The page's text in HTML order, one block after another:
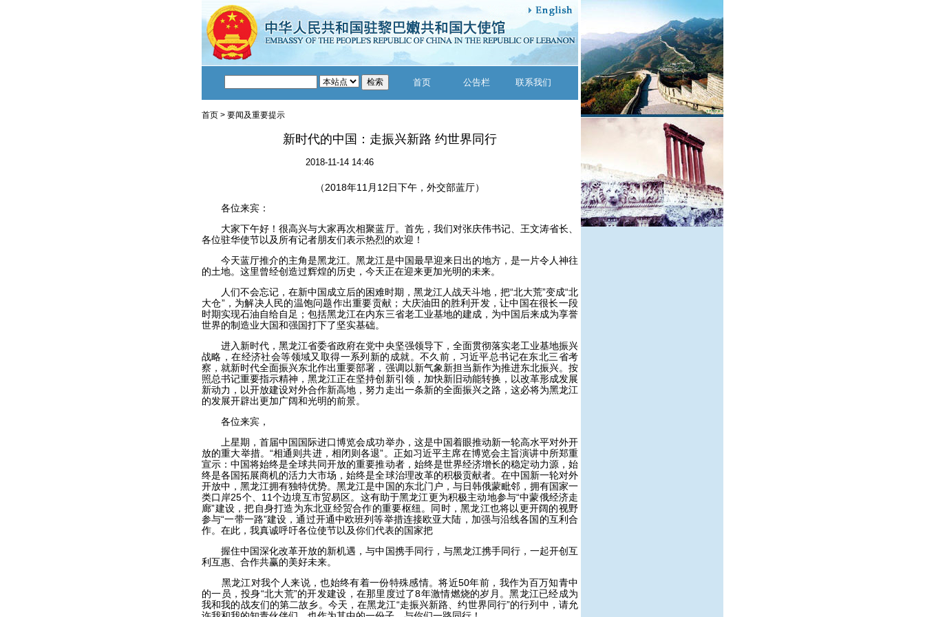
首页 公告栏 联系我们
首页 > 要闻及重要提示
新时代的中国：走振兴新路 约世界同行
2018-11-14 14:46
（2018年11月12日下午，外交部蓝厅）
各位来宾：
大家下午好！很高兴与大家再次相聚蓝厅。首先，我们对张庆伟书记、王文涛省长、
各位驻华使节以及所有记者朋友们表示热烈的欢迎！
今天蓝厅推介的主角是黑龙江。黑龙江是中国最早迎来日出的地方，是一片令人神往
的土地。这里曾经创造过辉煌的历史，今天正在迎来更加光明的未来。
人们不会忘记，在新中国成立后的困难时期，黑龙江人战天斗地，把“北大荒”变成“北
大仓”，为解决人民的温饱问题作出重要贡献；大庆油田的胜利开发，让中国在很长一段
时期实现石油自给自足；包括黑龙江在内东三省老工业基地的建成，为中国后来成为享誉
世界的制造业大国和强国打下了坚实基础。
进入新时代，黑龙江省委省政府在党中央坚强领导下，全面贯彻落实老工业基地振兴
战略，在经济社会等领域又取得一系列新的成就。不久前，习近平总书记在东北三省考
察，就新时代全面振兴东北作出重要部署，强调以新气象新担当新作为推进东北振兴。按
照总书记重要指示精神，黑龙江正在坚持创新引领，加快新旧动能转换，以改革形成发展
新动力，以开放建设对外合作新高地，努力走出一条新的全面振兴之路，这必将为黑龙江
的发展开辟出更加广阔和光明的前景。
各位来宾，
上星期，首届中国国际进口博览会成功举办，这是中国着眼推动新一轮高水平对外开
放的重大举措。“相通则共进，相闭则各退”。正如习近平主席在博览会主旨演讲中所郑重
宣示：中国将始终是全球共同开放的重要推动者，始终是世界经济增长的稳定动力源，始
终是各国拓展商机的活力大市场，始终是全球治理改革的积极贡献者。在中国新一轮对外
开放中，黑龙江拥有独特优势。黑龙江是中国的东北门户，与日韩俄蒙毗邻，拥有国家一
类口岸25个、11个边境互市贸易区。这有助于黑龙江更为积极主动地参与“中蒙俄经济走
廊”建设，把自身打造为东北亚经贸合作的重要枢纽。同时，黑龙江也将以更开阔的视野
参与“一带一路”建设，通过开通中欧班列等举措连接欧亚大陆，加强与沿线各国的互利合
作。在此，我真诚呼吁各位使节以及你们代表的国家把
握住中国深化改革开放的新机遇，与中国携手同行，与黑龙江携手同行，一起开创互
利互惠、合作共赢的美好未来。
黑龙江对我个人来说，也始终有着一份特殊感情。将近50年前，我作为百万知青中
的一员，投身“北大荒”的开发建设，在那里度过了8年激情燃烧的岁月。黑龙江已经成为
我和我的战友们的第二故乡。今天，在黑龙江“走振兴新路、约世界同行”的行列中，请允